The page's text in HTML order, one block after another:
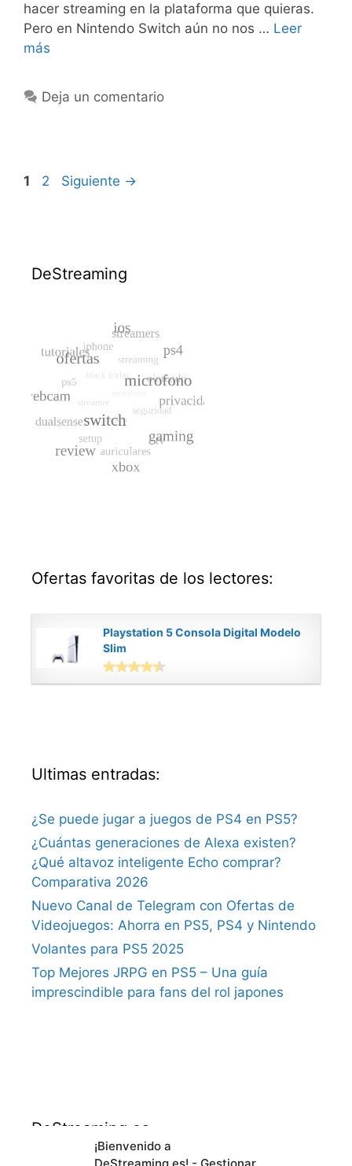
¡Bienvenido a
hacer streaming en la plataforma que quieras.
Pero en Nintendo Switch aún no nos … Leer
más
Deja un comentario
Página
1 Página
2 Siguiente →
DeStreaming
Ofertas favoritas de los lectores:
Playstation 5 Consola Digital Modelo
Slim
Ultimas entradas:
¿Se puede jugar a juegos de PS4 en PS5?
¿Cuántas generaciones de Alexa existen?
¿Qué altavoz inteligente Echo comprar?
Comparativa 2026
Nuevo Canal de Telegram con Ofertas de
Videojuegos: Ahorra en PS5, PS4 y Nintendo
Volantes para PS5 2025
Top Mejores JRPG en PS5 – Una guía
imprescindible para fans del rol japones
DeStreaming.es